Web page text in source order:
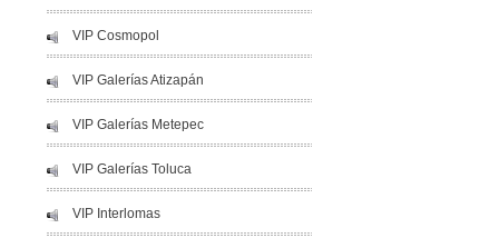
VIP Cosmopol
VIP Galerías Atizapán
VIP Galerías Metepec
VIP Galerías Toluca
VIP Interlomas